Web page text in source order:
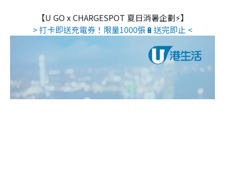
【U GO x CHARGESPOT 夏日消暑企劃⚡】
> 打卡即送充電券！限量1000張🔋送完即止 <